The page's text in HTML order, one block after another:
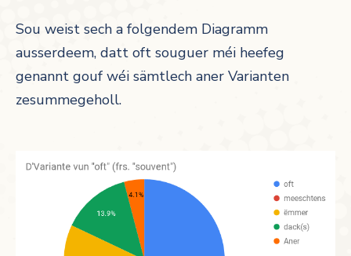
Sou weist sech a folgendem Diagramm
ausserdeem, datt oft souguer méi heefeg
genannt gouf wéi sämtlech aner Varianten
zesummegeholl.